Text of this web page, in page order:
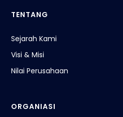
TENTANG
Sejarah Kami
Visi & Misi
Nilai Perusahaan
ORGANIASI